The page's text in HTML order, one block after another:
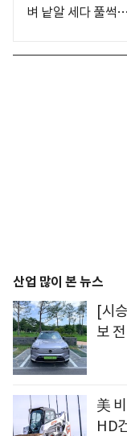
벼 낱알 세다 풀썩
산업 많이 본 뉴스
[시
보
美
HD